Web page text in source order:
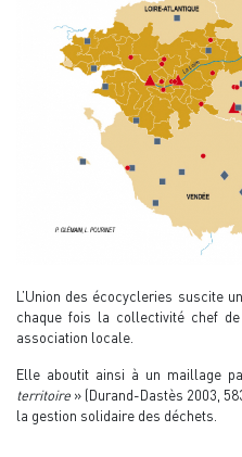
L’Union des écocycleries suscite
chaque fois la collectivité chef
association locale.
Elle aboutit ainsi à un maillage
territoire » (Durand-Dastès 2003,
la gestion solidaire des déchets.